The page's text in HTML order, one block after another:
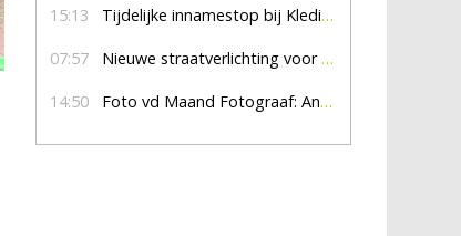
15:13 Tijdelijke innamestop bij Kledingbank Stefania
07:57 Nieuwe straatverlichting voor De Veldmaat en De Pas
14:50 Foto vd Maand Fotograaf: Anna Jalving